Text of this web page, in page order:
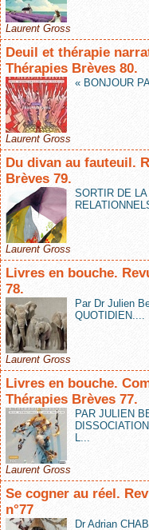
Laurent Gross
Deuil et thérapie
Thérapies Brèves 80.
« BONJOUR
Laurent Gross
Du divan au fauteuil.
Brèves 79.
SORTIR DE
Laurent Gross
Livres en bouche.
78.
Par Dr Julien
QUOTIDIEN....
Laurent Gross
Livres en bouche.
Thérapies Brèves 77.
PAR JULIEN
L...
Laurent Gross
Se cogner au réel.
n°77
Dr Adrian